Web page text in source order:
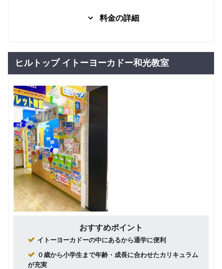
料金の詳細
会話コー
ス
12,788
回数：4 / 1セッション50分
スキルア
ップ日常
英会話コ
ース
グループレッスン
25,025
回数：6 / 1セッション50分
しっかり
上達日常
英会話コ
ース
グループレッスン
48,263
回数：8 / 1セッション50分
日常英会
話（プラ
イベート
マンツーマン 日常英会話
42,488
円(税込) / 月
回数：4 / 1セッション50分
実践ビジ
話コース
12,788
円(税込) / 月
ヒルトップ イトーヨーカドー和光教室
おすすめポイント
イトーヨーカドーの中にあるから通学に便利
０歳から小学生まで年齢・成長に合わせたカリキュラム
が充実